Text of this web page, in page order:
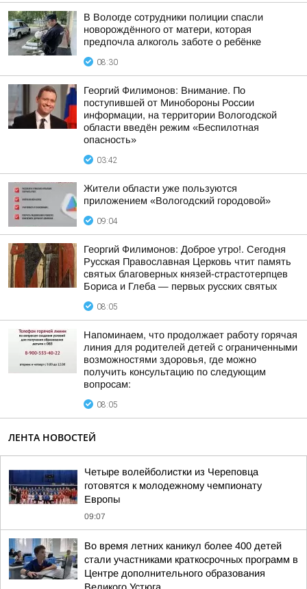
В Вологде сотрудники полиции спасли
новорождённого от матери, которая
предпочла алкоголь заботе о ребёнке
08:30
Георгий Филимонов: Внимание. По
поступившей от Минобороны России
информации, на территории Вологодской
области введён режим «Беспилотная
опасность»
03:42
Жители области уже пользуются
приложением «Вологодский городовой»
09:04
Георгий Филимонов: Доброе утро!. Сегодня
Русская Православная Церковь чтит память
святых благоверных князей-страстотерпцев
Бориса и Глеба — первых русских святых
08:05
Напоминаем, что продолжает работу горячая
линия для родителей детей с ограниченными
возможностями здоровья, где можно
получить консультацию по следующим
вопросам:
08:05
ЛЕНТА НОВОСТЕЙ
Четыре волейболистки из Череповца
готовятся к молодежному чемпионату
Европы
09:07
Во время летних каникул более 400 детей
стали участниками краткосрочных программ в
Центре дополнительного образования